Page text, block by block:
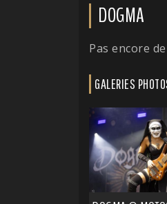
DOGMA
Pas encore
GALERIES